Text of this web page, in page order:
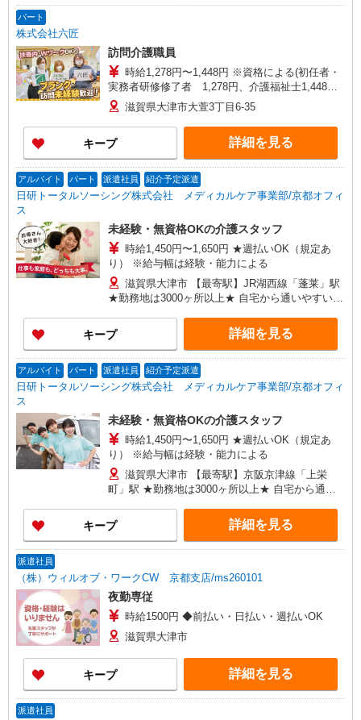
パート
株式会社六匠
訪問介護職員
時給1,278円〜1,448円 ※資格による(初任者・
実務者研修修了者 1,278円、介護福祉士1,448円)
※一律職務・処遇改善加算手当含む ※試用期間3
ヵ月（同条件）
滋賀県大津市大萱3丁目6-35
キープ 詳細を見る
アルバイト パート 派遣社員 紹介予定派遣
日研トータルソーシング株式会社 メディカルケア事業部/京都オフィ
ス
未経験・無資格OKの介護スタッフ
時給1,450円〜1,650円 ★週払いOK（規定あ
り） ※給与幅は経験・能力による
滋賀県大津市 【最寄駅】JR湖西線「蓬莱」駅
★勤務地は3000ヶ所以上★ 自宅から通いやすいエ
キープ 詳細を見る
アルバイト パート 派遣社員 紹介予定派遣
日研トータルソーシング株式会社 メディカルケア事業部/京都オフィ
ス
未経験・無資格OKの介護スタッフ
時給1,450円〜1,650円 ★週払いOK（規定あ
り） ※給与幅は経験・能力による
滋賀県大津市 【最寄駅】京阪京津線「上栄
町」駅 ★勤務地は3000ヶ所以上★ 自宅から通い
い！！
キープ 詳細を見る
派遣社員
（株）ウィルオブ・ワークCW 京都支店/ms260101
夜勤専従
時給1500円 ◆前払い・日払い・週払いOK
滋賀県大津市
キープ 詳細を見る
派遣社員